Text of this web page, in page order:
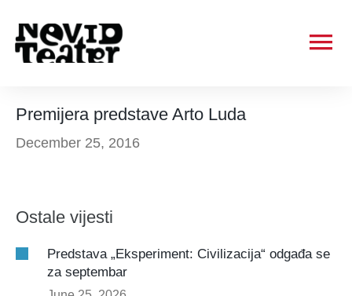
Premijera predstave Arto Luda
December 25, 2016
Ostale vijesti
Predstava „Eksperiment: Civilizacija“ odgađa se
za septembar